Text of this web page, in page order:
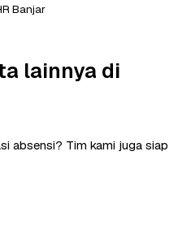
Banjar
lainnya di
absensi? Tim kami juga siap